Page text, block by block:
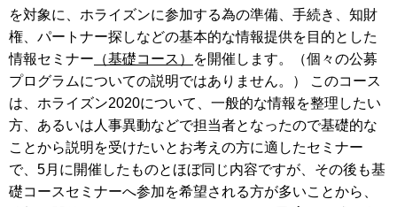
を対象に、ホライズンに参加する為の準備、手続き、知財
権、パートナー探しなどの基本的な情報提供を目的とした
情報セミナー （基礎コース）
を開催します。（個々の公募
プログラムについての説明ではありません。） このコース
は、ホライズン2020について、一般的な情報を整理したい
方、あるいは人事異動などで担当者となったので基礎的な
ことから説明を受けたいとお考えの方に適したセミナー
で、5月に開催したものとほぼ同じ内容ですが、その後も基
礎コースセミナーへ参加を希望される方が多いことから、